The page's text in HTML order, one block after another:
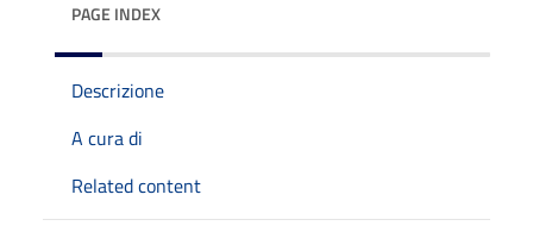
PAGE INDEX
Descrizione
A cura di
Related content